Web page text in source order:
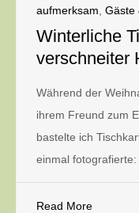
aufmerksam Gäste
Winterliche
verschneiter
Während der
ihrem Freund zum
bastelte ich
einmal
Read More